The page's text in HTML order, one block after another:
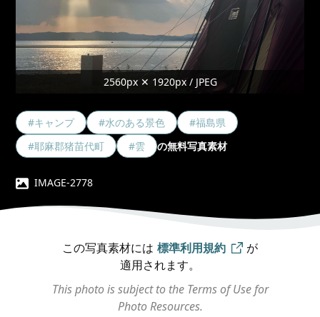
2560px ✕ 1920px / JPEG
#キャンプ #水のある景色
#福島県
#耶麻郡猪苗代町
#雲 の無料写真素材
IMAGE-2778
この写真素材には 標準利用規約
が
適用されます。
This photo is subject to the Terms of Use for
Photo Resources.